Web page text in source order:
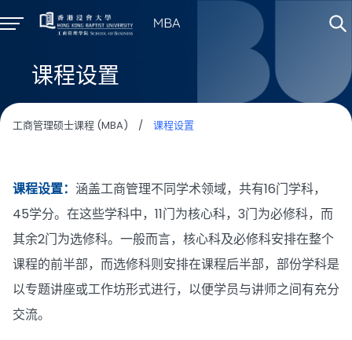
课程设置
工商管理硕士课程 (MBA) / 课程设置
课程设置： 涵盖工商管理不同学术领域，共有16门学科，
45学分。在这些学科中，11门为核心科，3门为必修科，而
其余2门为选修科。一般而言，核心科及必修科安排在整个
课程的前半部，而选修科则安排在课程后半部，部份学科是
以专题讲座或工作坊形式进行，以便学员与讲师之间有充分
交流。